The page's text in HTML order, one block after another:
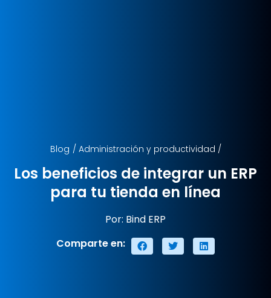
Blog / Administración y productividad /
Los beneficios de integrar un ERP
para tu tienda en línea
Por: Bind ERP
Comparte en: